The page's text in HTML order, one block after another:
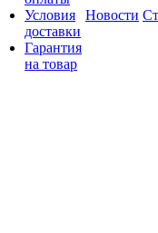
Условия
доставки
Гарантия
на товар
Новости